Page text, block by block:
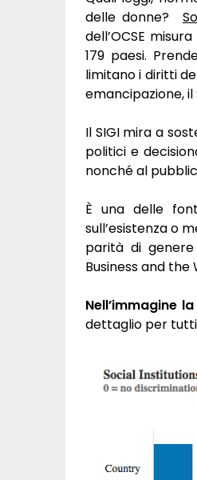
delle donne?
dell’OCSE
179 paesi.
limitano i diritti
emancipazione,
Il SIGI mira a
politici e
nonché al
È una delle
sull’esistenza o
parità di genere
Business and the
Nell’immagine
dettaglio per tutti